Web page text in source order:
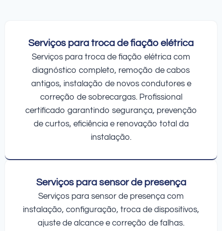
Serviços para troca de fiação elétrica
Serviços para troca de fiação elétrica com
diagnóstico completo, remoção de cabos
antigos, instalação de novos condutores e
correção de sobrecargas. Profissional
certificado garantindo segurança, prevenção
de curtos, eficiência e renovação total da
instalação.
Serviços para sensor de presença
Serviços para sensor de presença com
instalação, configuração, troca de dispositivos,
ajuste de alcance e correção de falhas.